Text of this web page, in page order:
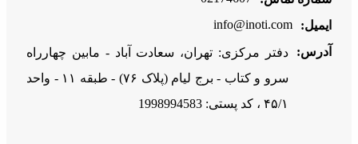
ایمیل:
info@inoti.com
آدرس:
دفتر مرکزی: تهران، سعادت آباد - مابین چهارراه
سرو و کتاب - برج لیام (پلاک ۷۶) - طبقه ۱۱ - واحد
۴۵/۱ ، کد پستی: 1998994583